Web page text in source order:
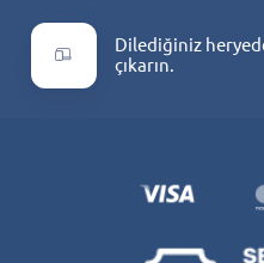
Dilediğiniz
çıkarın.